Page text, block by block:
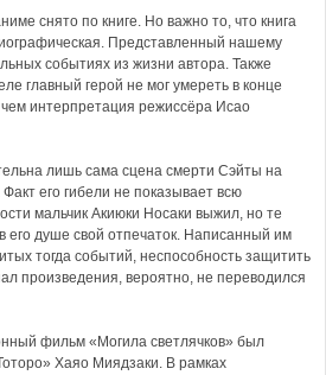
снято по книге. Но важно то, что книга
Представленный нашему
событиях из жизни автора. Также
главный герой не мог умереть в конце
интерпретация режиссёра Исао
лишь сама сцена смерти Сэйты на
его гибели не показывает всю
мальчик Акиюки Носаки выжил, но те
его душе свой отпечаток. Написанный им
тогда событий, неспособность защитить
произведения, вероятно, не переводился
фильм «Могила светлячков» был
Хаяо Миядзаки. В рамках